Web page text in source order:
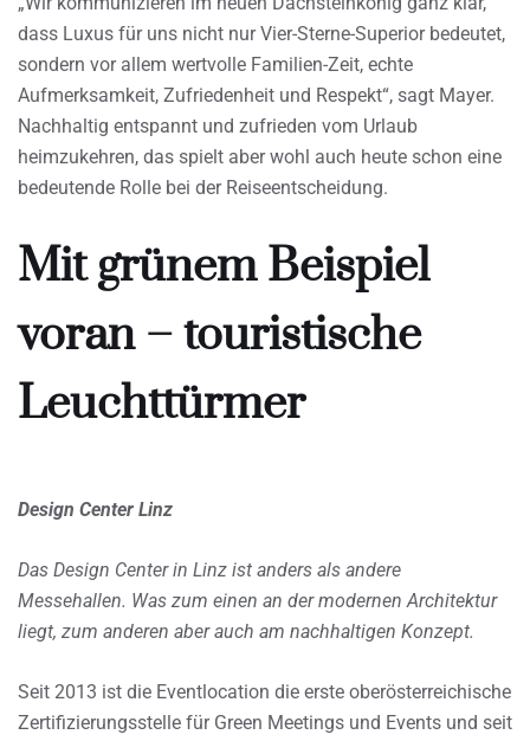
dass Luxus für uns nicht nur Vier-Sterne-Superior bedeutet,
sondern vor allem wertvolle Familien-Zeit, echte
Aufmerksamkeit, Zufriedenheit und Respekt“, sagt Mayer.
Nachhaltig entspannt und zufrieden vom Urlaub
heimzukehren, das spielt aber wohl auch heute schon eine
bedeutende Rolle bei der Reiseentscheidung.
Mit grünem Beispiel
voran – touristische
Leuchttürmer
Design Center Linz
Das Design Center in Linz ist anders als andere
Messehallen. Was zum einen an der modernen Architektur
liegt, zum anderen aber auch am nachhaltigen Konzept.
Seit 2013 ist die Eventlocation die erste oberösterreichische
Zertifizierungsstelle für Green Meetings und Events und seit